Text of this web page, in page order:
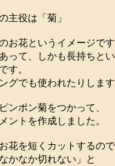
主役は「菊」
お花というイメージで
って、しかも長持ちと
す。
グでも使われたりしま
ンポン菊をつかって、
ントを作成しました。
花を短くカットするの
かなか切れない」と